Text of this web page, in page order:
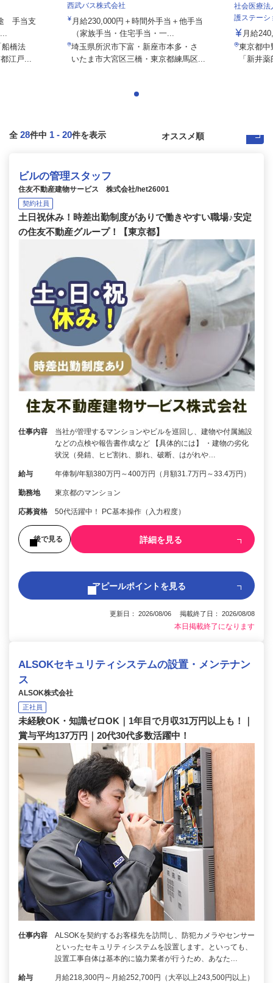
手当支
橋法
江戸...
西武バス株式会社
月給230,000円＋時間外手当＋他手当
（家族手当・住宅手当・一...
埼玉県所沢市下富・新座市本多・さ
いたま市大宮区三橋・東京都練馬区...
社会医療
護ステーシ
月給
東京都中
「新井
全 28件中 1 - 20件を表示
ビルの管理スタッフ
住友不動産建物サービス 株式会社/het26001
契約社員
土日祝休み！時差出勤制度がありで働きやすい職場♪安定
の住友不動産グループ！【東京都】
仕事内容
当社が管理するマンションやビルを巡回し、建物や付属施設
などの点検や報告書作成など 【具体的には】 ・建物の劣化
状況（発錆、ヒビ割れ、膨れ、破断、はがれや…
給与 年俸制/年額380万円～400万円（月額31.7万円～33.4万円）
勤務地 東京都のマンション
応募資格 50代活躍中！ PC基本操作（入力程度）
後で見る 詳細を見る
アピールポイントを見る
更新日： 2026/08/06 掲載終了日： 2026/08/08
本日掲載終了になります
ALSOKセキュリティシステムの設置・メンテナン
ス
ALSOK株式会社
正社員
未経験OK・知識ゼロOK｜1年目で月収31万円以上も！｜
賞与平均137万円｜20代30代多数活躍中！
仕事内容
ALSOKを契約するお客様先を訪問し、防犯カメラやセンサー
といったセキュリティシステムを設置します。といっても、
設置工事自体は基本的に協力業者が行うため、あなた…
給与
月給218,300円～月給252,700円（大卒以上243,500円以上）